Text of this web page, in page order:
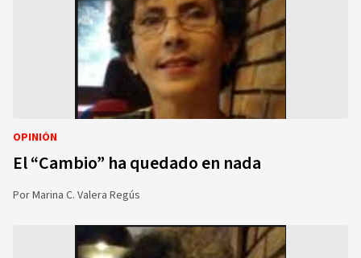
OPINIÓN
El “Cambio” ha quedado en nada
PorMarina C. Valera Regús